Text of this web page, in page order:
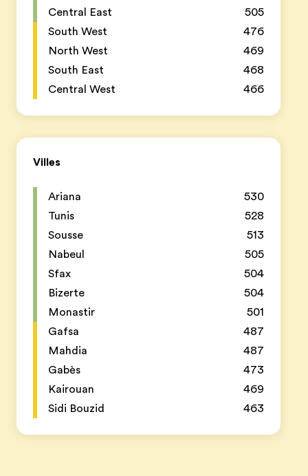
Central East
505
South West
476
North West
469
South East
468
Central West
466
Villes
Ariana
530
Tunis
528
Sousse
513
Nabeul
505
Sfax
504
Bizerte
504
Monastir
501
Gafsa
487
Mahdia
487
Gabès
473
Kairouan
469
Sidi Bouzid
463